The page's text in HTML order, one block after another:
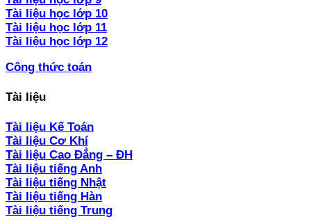
Tài liệu học lớp 10
Tài liệu học lớp 11
Tài liệu học lớp 12
Công thức toán
Tài liệu
Tài liệu Kế Toán
Tài liệu Cơ Khí
Tài liệu Cao Đẳng – ĐH
Tài liệu tiếng Anh
Tài liệu tiếng Nhật
Tài liệu tiếng Hàn
Tài liệu tiếng Trung